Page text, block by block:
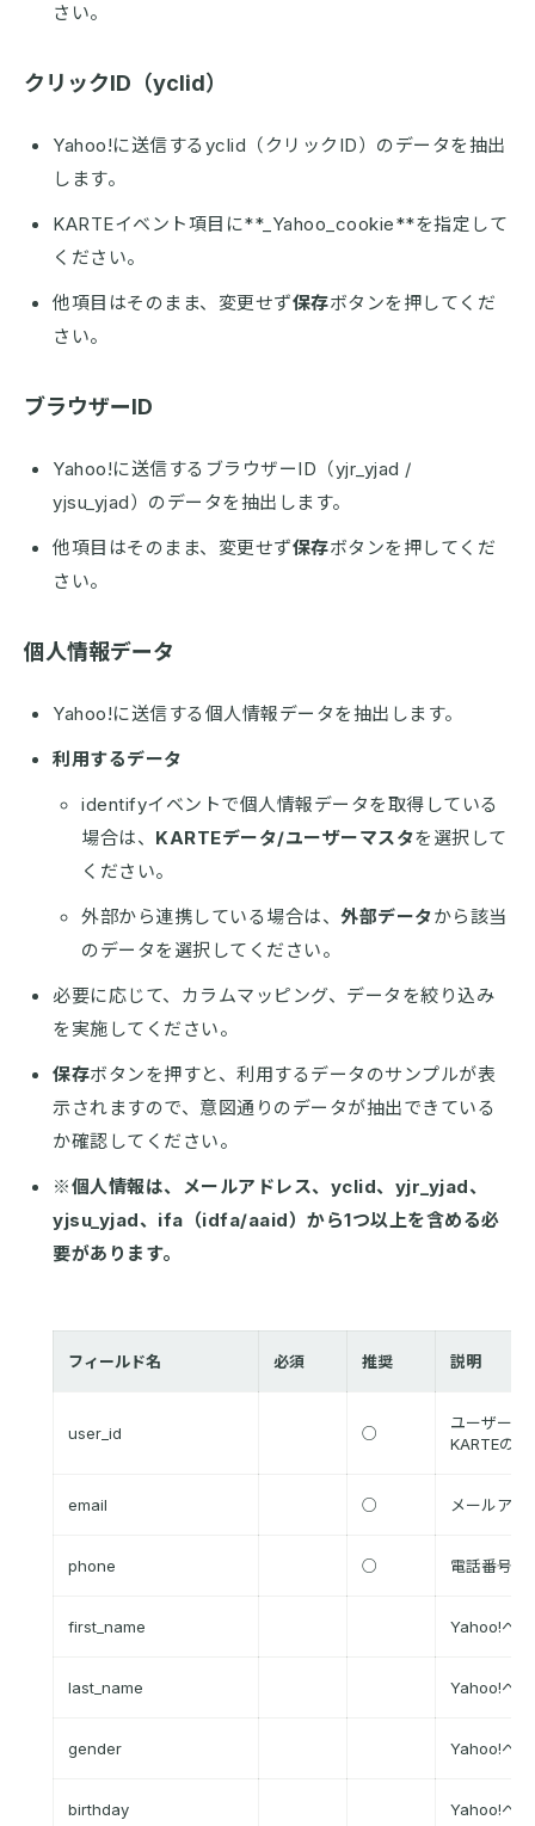
さい。
クリックID（yclid）
Yahoo!に送信するyclid（クリックID）のデータを抽出
します。
KARTEイベント項目に**_Yahoo_cookie**を指定して
ください。
他項目はそのまま、変更せず保存ボタンを押してくだ
さい。
ブラウザーID
Yahoo!に送信するブラウザーID（yjr_yjad /
yjsu_yjad）のデータを抽出します。
他項目はそのまま、変更せず保存ボタンを押してくだ
さい。
個人情報データ
Yahoo!に送信する個人情報データを抽出します。
利用するデータ
identifyイベントで個人情報データを取得している
場合は、 KARTEデータ/ユーザーマスタを選択して
ください。
外部から連携している場合は、 外部データから該当
のデータを選択してください。
必要に応じて、カラムマッピング、データを絞り込み
を実施してください。
保存ボタンを押すと、利用するデータのサンプルが表
示されますので、意図通りのデータが抽出できている
か確認してください。
※個人情報は、メールアドレス、yclid、yjr_yjad、
yjsu_yjad、ifa（idfa/aaid）から1つ以上を含める必
要があります。
フィールド名 必須 推奨 説明
user_id ○
ユーザーID
KARTEの
email ○ メールアド
phone ○ 電話番号
first_name Yahoo!へ
last_name Yahoo!へ
gender Yahoo!へ
birthday Yahoo!へ